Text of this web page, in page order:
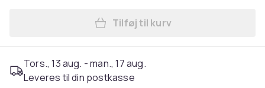
Læg Barnevogns taske -
Tilføj til kurv
Tors., 13 aug. - man., 17 aug.
Leveres til din postkasse